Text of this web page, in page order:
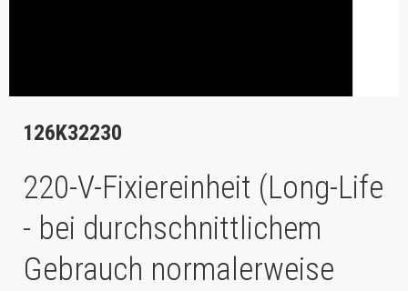
126K32230
220-V-Fixiereinheit (Long-Life
- bei durchschnittlichem
Gebrauch normalerweise